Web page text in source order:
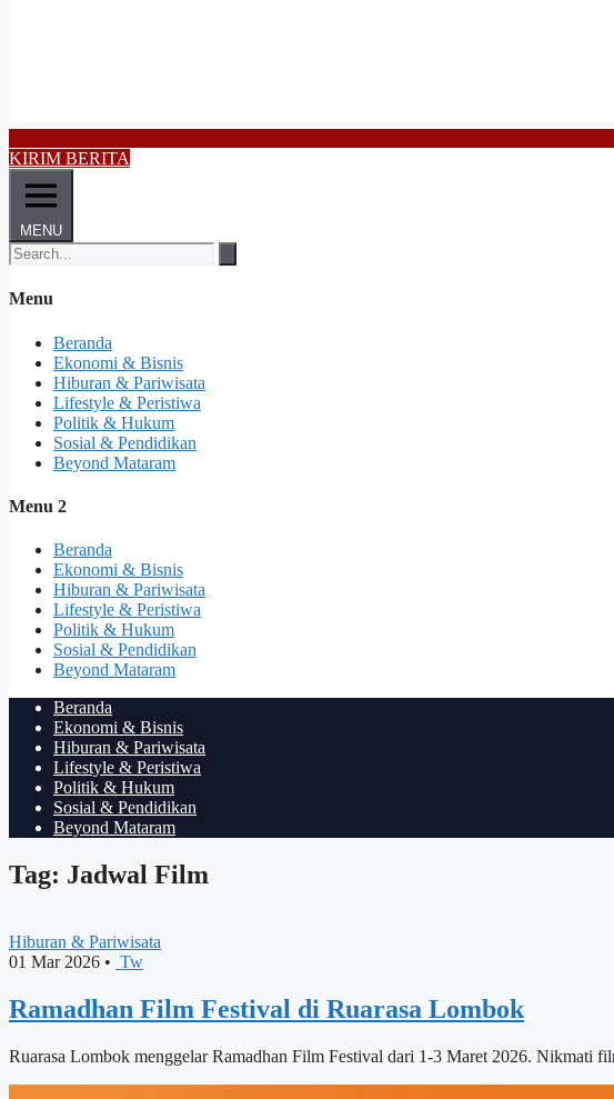
KIRIM BERITA
MENU
Menu
Beranda
Ekonomi & Bisnis
Hiburan & Pariwisata
Lifestyle & Peristiwa
Politik & Hukum
Sosial & Pendidikan
Beyond Mataram
Menu 2
Beranda
Ekonomi & Bisnis
Hiburan & Pariwisata
Lifestyle & Peristiwa
Politik & Hukum
Sosial & Pendidikan
Beyond Mataram
Beranda
Ekonomi & Bisnis
Hiburan & Pariwisata
Lifestyle & Peristiwa
Politik & Hukum
Sosial & Pendidikan
Beyond Mataram
Tag: Jadwal Film
Hiburan & Pariwisata
01 Mar 2026 • Tw
Ramadhan Film Festival di Ruarasa Lombok
Ruarasa Lombok menggelar Ramadhan Film Festival dari 1-3 Maret 2026. Nikmati